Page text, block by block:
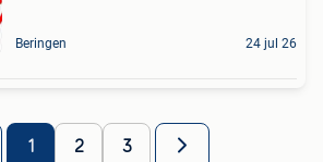
Beringen 24 jul 26
1 2 3